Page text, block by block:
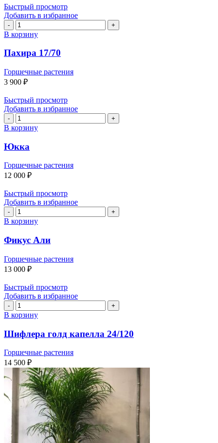
Быстрый просмотр
Добавить в избранное
Количество
товара
Пахира
17/70
В корзину
Пахира 17/70
Горшечные растения
3 900 ₽
Быстрый просмотр
Добавить в избранное
Количество
товара
Юкка
В корзину
Юкка
Горшечные растения
12 000 ₽
Быстрый просмотр
Добавить в избранное
Количество
товара
Али
В корзину
Фикус Али
Горшечные растения
13 000 ₽
Быстрый просмотр
Добавить в избранное
Количество
товара
Шифлера
голд
капелла
В корзину
Шифлера голд капелла 24/120
Горшечные растения
14 500 ₽